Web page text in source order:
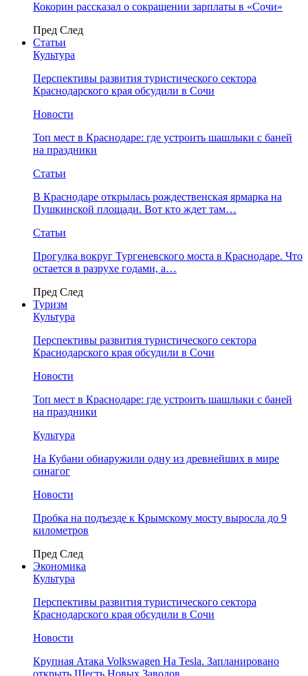
Кокорин рассказал о сокращении зарплаты в «Сочи»
Пред След
Статьи
Культура
Перспективы развития туристического сектора
Краснодарского края обсудили в Сочи
Новости
Топ мест в Краснодаре: где устроить шашлыки с баней
на праздники
Статьи
В Краснодаре открылась рождественская ярмарка на
Пушкинской площади. Вот кто ждет там…
Статьи
Прогулка вокруг Тургеневского моста в Краснодаре. Что
остается в разрухе годами, а…
Пред След
Туризм
Культура
Перспективы развития туристического сектора
Краснодарского края обсудили в Сочи
Новости
Топ мест в Краснодаре: где устроить шашлыки с баней
на праздники
Культура
На Кубани обнаружили одну из древнейших в мире
синагог
Новости
Пробка на подъезде к Крымскому мосту выросла до 9
километров
Пред След
Экономика
Культура
Перспективы развития туристического сектора
Краснодарского края обсудили в Сочи
Новости
Крупная Атака Volkswagen На Tesla. Запланировано
открыть Шесть Новых Заводов